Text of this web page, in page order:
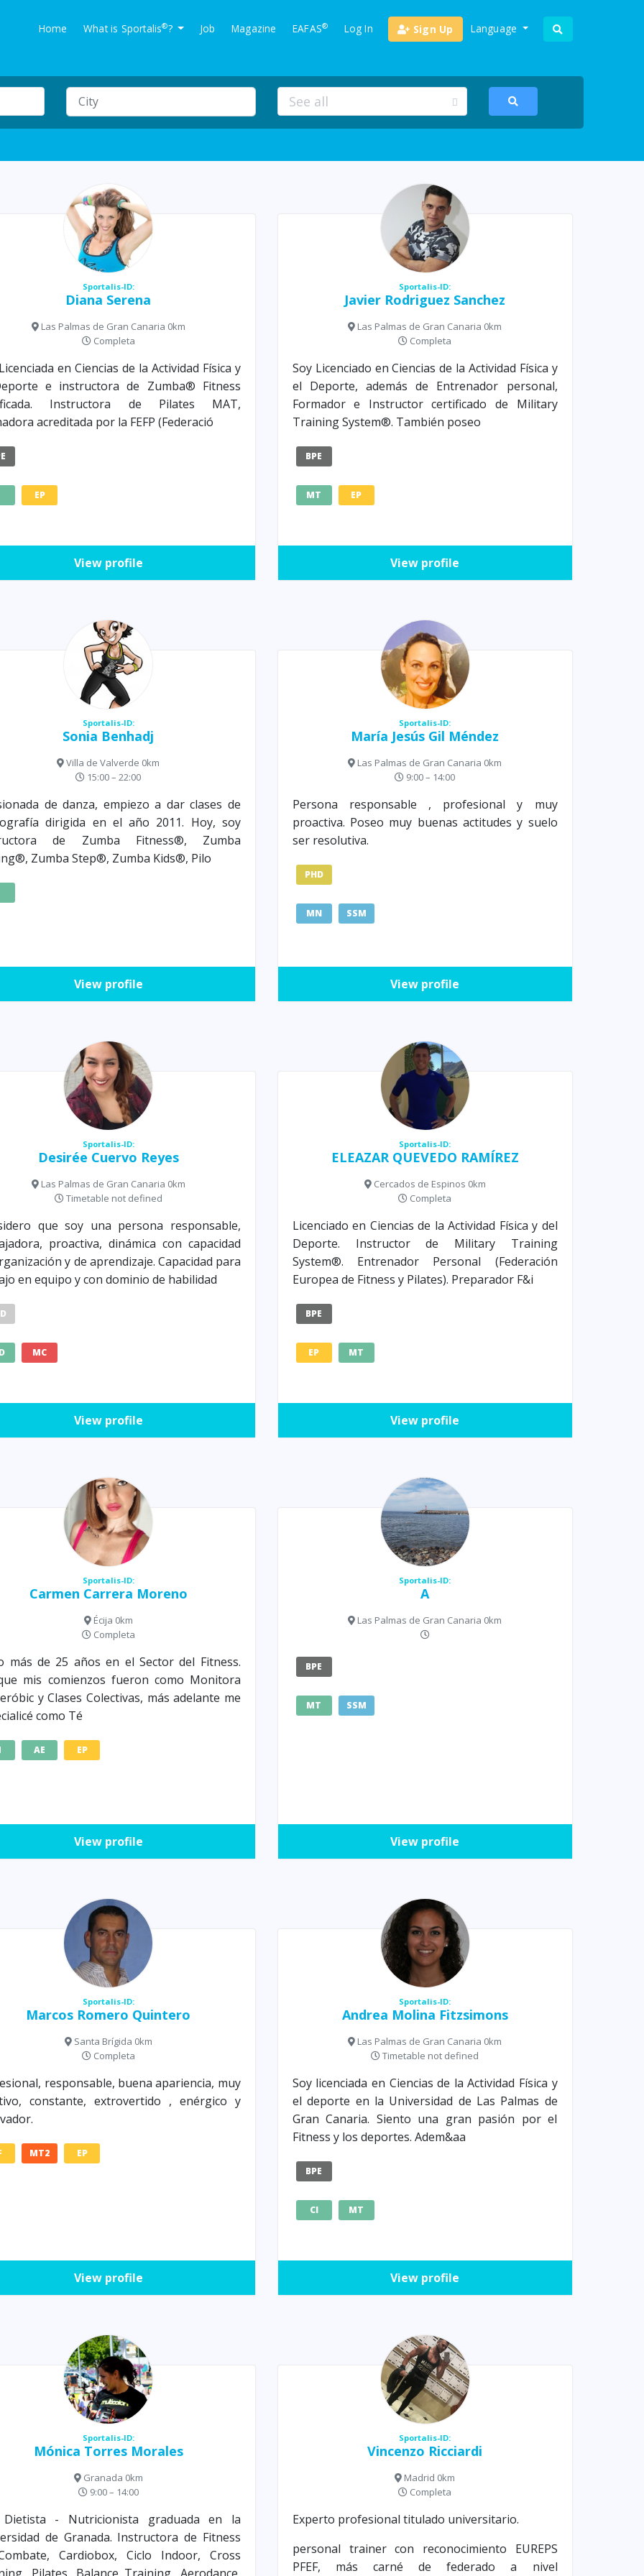
Home What is Sportalis®? Job Magazine EAFAS® Log In Sign Up Language
Sportalis-ID:
Diana Serena
Las Palmas de Gran Canaria 0km
Completa
en Ciencias de la Actividad Física y
e instructora de Zumba® Fitness
Instructora de Pilates MAT,
acreditada por la FEFP (Federació
EP
View profile
Sportalis-ID:
Javier Rodriguez Sanchez
Las Palmas de Gran Canaria 0km
Completa
Soy Licenciado en Ciencias de la Actividad Física y
el Deporte, además de Entrenador personal,
Formador e Instructor certificado de Military
Training System®. También poseo
BPE
MT EP
View profile
Sportalis-ID:
Sonia Benhadj
Villa de Valverde 0km
15:00 – 22:00
de danza, empiezo a dar clases de
dirigida en el año 2011. Hoy, soy
de Zumba Fitness®, Zumba
Zumba Step®, Zumba Kids®, Pilo
View profile
Sportalis-ID:
María Jesús Gil Méndez
Las Palmas de Gran Canaria 0km
9:00 – 14:00
Persona responsable , profesional y muy
proactiva. Poseo muy buenas actitudes y suelo
ser resolutiva.
PHD
MN SSM
View profile
Sportalis-ID:
Desirée Cuervo Reyes
Las Palmas de Gran Canaria 0km
Timetable not defined
que soy una persona responsable,
proactiva, dinámica con capacidad
y de aprendizaje. Capacidad para
en equipo y con dominio de habilidad
MC
View profile
Sportalis-ID:
ELEAZAR QUEVEDO RAMÍREZ
Cercados de Espinos 0km
Completa
Licenciado en Ciencias de la Actividad Física y del
Deporte. Instructor de Military Training
System®. Entrenador Personal (Federación
Europea de Fitness y Pilates). Preparador F&i
BPE
EP MT
View profile
Sportalis-ID:
Carmen Carrera Moreno
Écija 0km
Completa
más de 25 años en el Sector del Fitness.
mis comienzos fueron como Monitora
y Clases Colectivas, más adelante me
como Té
AE EP
View profile
Sportalis-ID:
A
Las Palmas de Gran Canaria 0km
BPE
MT SSM
View profile
Sportalis-ID:
Marcos Romero Quintero
Santa Brígida 0km
Completa
responsable, buena apariencia, muy
constante, extrovertido , enérgico y
MT2 EP
View profile
Sportalis-ID:
Andrea Molina Fitzsimons
Las Palmas de Gran Canaria 0km
Timetable not defined
Soy licenciada en Ciencias de la Actividad Física y
el deporte en la Universidad de Las Palmas de
Gran Canaria. Siento una gran pasión por el
Fitness y los deportes. Adem&aa
BPE
CI MT
View profile
Sportalis-ID:
Mónica Torres Morales
Granada 0km
9:00 – 14:00
Dietista - Nutricionista graduada en la
de Granada. Instructora de Fitness
Cardiobox, Ciclo Indoor, Cross
Sportalis-ID:
Vincenzo Ricciardi
Madrid 0km
Completa
Experto profesional titulado universitario.
personal trainer con reconocimiento EUREPS
PFEF, más carné de federado a nivel